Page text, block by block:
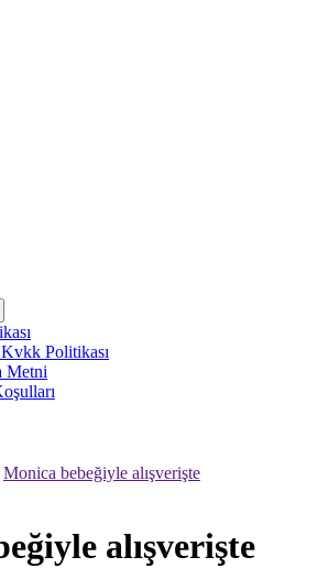
Politikası
Metni
Monica bebeğiyle alışverişte
alışverişte